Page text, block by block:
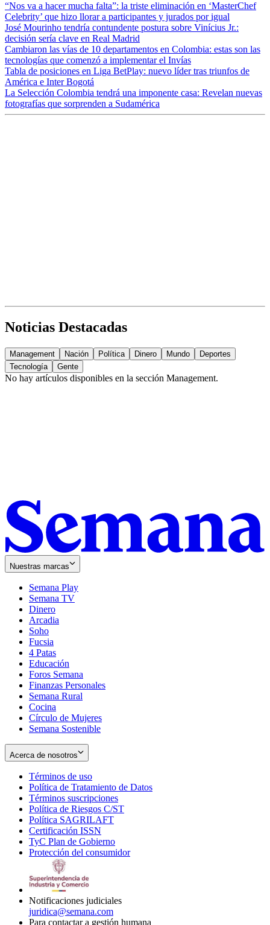
“Nos va a hacer mucha falta”: la triste eliminación en ‘MasterChef
Celebrity’ que hizo llorar a participantes y jurados por igual
José Mourinho tendría contundente postura sobre Vinícius Jr.:
decisión sería clave en Real Madrid
Cambiaron las vías de 10 departamentos en Colombia: estas son las
tecnologías que comenzó a implementar el Invías
Tabla de posiciones en Liga BetPlay: nuevo líder tras triunfos de
América e Inter Bogotá
La Selección Colombia tendrá una imponente casa: Revelan nuevas
fotografías que sorprenden a Sudamérica
Noticias Destacadas
Management Nación Política Dinero Mundo
Deportes
Tecnología
Gente
No hay artículos disponibles en la sección Management.
Nuestras marcas
Semana Play
Semana TV
Dinero
Arcadia
Soho
in
new
window
Fucsia
in
new
window
4 Patas
Educación
Foros Semana
Finanzas Personales
Semana Rural
Cocina
Círculo de Mujeres
Semana Sostenible
Acerca de nosotros
Términos de uso
in
new
window
Política de Tratamiento de Datos
Términos suscripciones
in
Política de Riesgos C/ST
Política SAGRILAFT
new
window
Certificación ISSN
in
new
TyC Plan de Gobierno
in
Protección del consumidorOpens
Notificaciones judiciales
juridica@semana.com
Para contactar a gestión humana